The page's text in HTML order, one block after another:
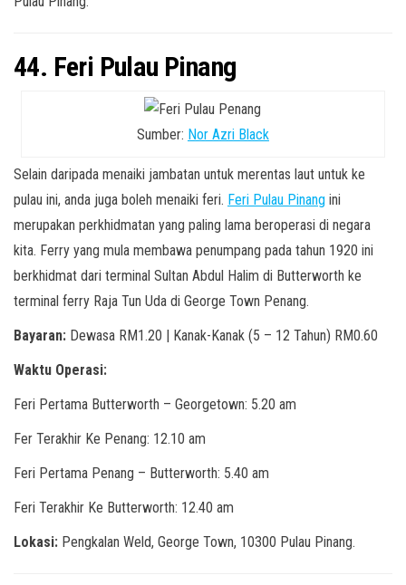
44. Feri Pulau Pinang
Sumber: Nor Azri Black
Selain daripada menaiki jambatan untuk merentas laut untuk ke
pulau ini, anda juga boleh menaiki feri. Feri Pulau Pinang ini
merupakan perkhidmatan yang paling lama beroperasi di negara
kita. Ferry yang mula membawa penumpang pada tahun 1920 ini
berkhidmat dari terminal Sultan Abdul Halim di Butterworth ke
terminal ferry Raja Tun Uda di George Town Penang.
Bayaran: Dewasa RM1.20 | Kanak-Kanak (5 – 12 Tahun) RM0.60
Waktu Operasi:
Feri Pertama Butterworth – Georgetown: 5.20 am
Fer Terakhir Ke Penang: 12.10 am
Feri Pertama Penang – Butterworth: 5.40 am
Feri Terakhir Ke Butterworth: 12.40 am
Lokasi: Pengkalan Weld, George Town, 10300 Pulau Pinang.